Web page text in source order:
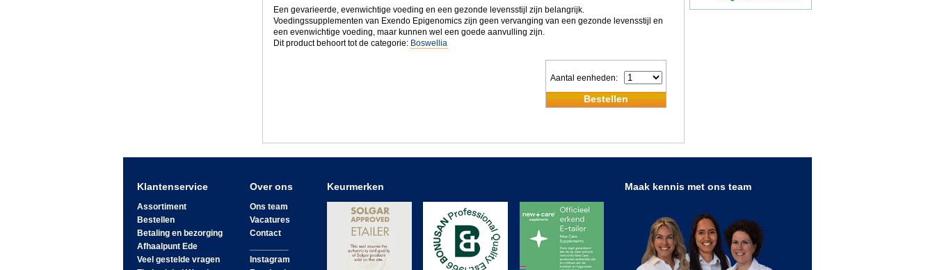
Een gevarieerde, evenwichtige voeding en een gezonde levensstijl zijn belangrijk.
Voedingssupplementen van Exendo Epigenomics zijn geen vervanging van een gezonde levensstijl en
een evenwichtige voeding, maar kunnen wel een goede aanvulling zijn.
Dit product behoort tot de categorie: Boswellia
Aantal eenheden:
Bestellen
Klantenservice
Assortiment
Bestellen
Betaling en bezorging
Afhaalpunt Ede
Veel gestelde vragen
Over ons
Ons team
Vacatures
Contact
Instagram
Keurmerken Maak kennis met ons team